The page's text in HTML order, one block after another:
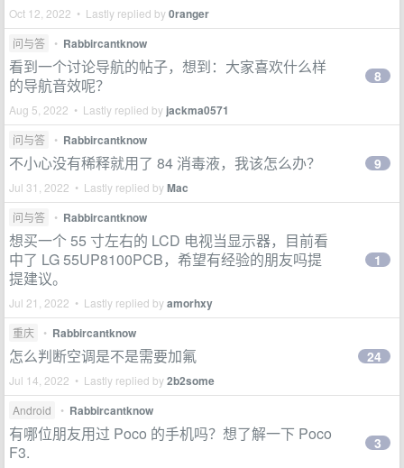
Oct 12, 2022 • Lastly replied by0ranger
问与答 • Rabbircantknow
看到一个讨论导航的帖子，想到：大家喜欢什么样
的导航音效呢？
Aug 5, 2022 • Lastly replied by jackma0571
8
问与答 • Rabbircantknow
不小心没有稀释就用了 84 消毒液，我该怎么办？
Jul 31, 2022 • Lastly replied byMac
9
问与答 • Rabbircantknow
想买一个 55 寸左右的 LCD 电视当显示器，目前看
中了 LG 55UP8100PCB，希望有经验的朋友吗提
提建议。
Jul 21, 2022 • Lastly replied byamorhxy
1
重庆 • Rabbircantknow
怎么判断空调是不是需要加氟
Jul 14, 2022 • Lastly replied by2b2some
24
Android • Rabbircantknow
有哪位朋友用过 Poco 的手机吗？想了解一下 Poco
F3.
3